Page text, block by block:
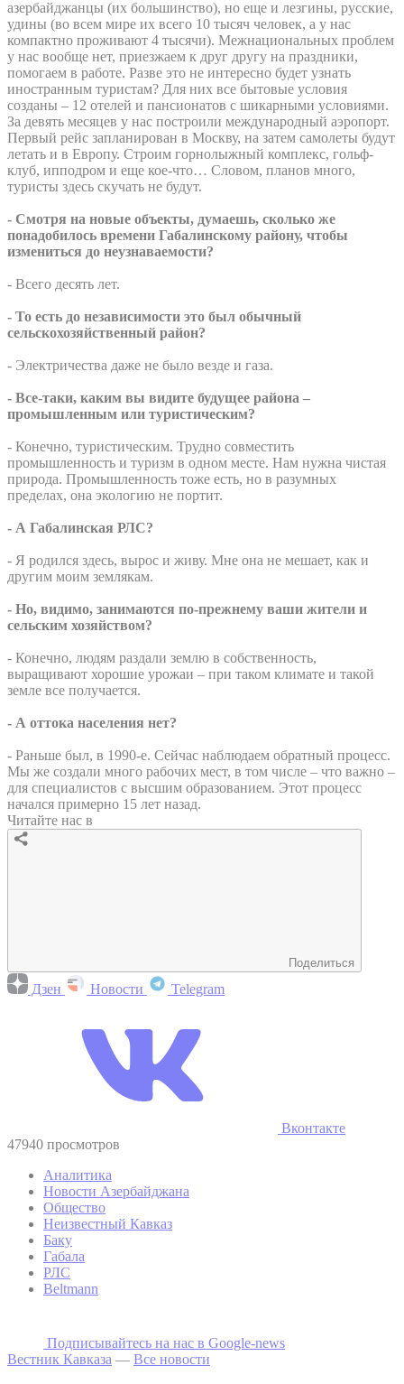
азербайджанцы (их большинство), но еще и лезгины, русские,
удины (во всем мире их всего 10 тысяч человек, а у нас
компактно проживают 4 тысячи). Межнациональных проблем
у нас вообще нет, приезжаем к друг другу на праздники,
помогаем в работе. Разве это не интересно будет узнать
иностранным туристам? Для них все бытовые условия
созданы – 12 отелей и пансионатов с шикарными условиями.
За девять месяцев у нас построили международный аэропорт.
Первый рейс запланирован в Москву, на затем самолеты будут
летать и в Европу. Строим горнолыжный комплекс, гольф-
клуб, ипподром и еще кое-что… Словом, планов много,
туристы здесь скучать не будут.
- Смотря на новые объекты, думаешь, сколько же
понадобилось времени Габалинскому району, чтобы
измениться до неузнаваемости?
- Всего десять лет.
- То есть до независимости это был обычный
сельскохозяйственный район?
- Электричества даже не было везде и газа.
- Все-таки, каким вы видите будущее района –
промышленным или туристическим?
- Конечно, туристическим. Трудно совместить
промышленность и туризм в одном месте. Нам нужна чистая
природа. Промышленность тоже есть, но в разумных
пределах, она экологию не портит.
- А Габалинская РЛС?
- Я родился здесь, вырос и живу. Мне она не мешает, как и
другим моим землякам.
- Но, видимо, занимаются по-прежнему ваши жители и
сельским хозяйством?
- Конечно, людям раздали землю в собственность,
выращивают хорошие урожаи – при таком климате и такой
земле все получается.
- А оттока населения нет?
- Раньше был, в 1990-е. Сейчас наблюдаем обратный процесс.
Мы же создали много рабочих мест, в том числе – что важно –
для специалистов с высшим образованием. Этот процесс
начался примерно 15 лет назад.
Читайте нас в
Поделиться
Дзен Новости Telegram
Вконтакте
47940 просмотров
Аналитика
Новости Азербайджана
Общество
Неизвестный Кавказ
Баку
Габала
РЛС
Beltmann
Подписывайтесь на наc в Google-news
Вестник Кавказа — Все новости